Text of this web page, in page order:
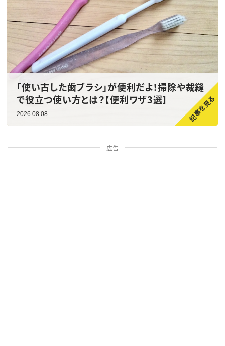
「使い古した歯ブラシ」が便利だよ！掃除や裁縫
で役立つ使い方とは？【便利ワザ3選】
2026.08.08
広告